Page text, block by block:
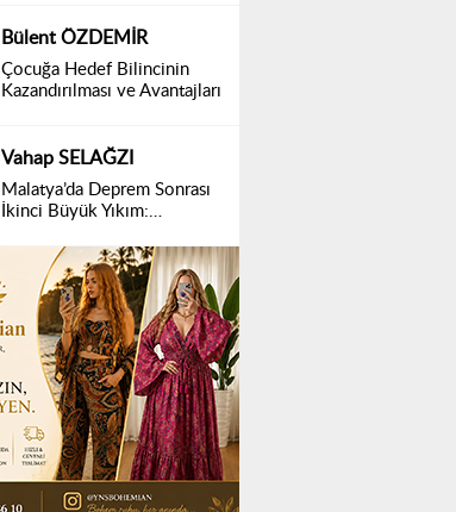
Bülent ÖZDEMİR
Çocuğa Hedef Bilincinin
Kazandırılması ve Avantajları
Vahap SELAĞZI
Malatya’da Deprem Sonrası
İkinci Büyük Yıkım: